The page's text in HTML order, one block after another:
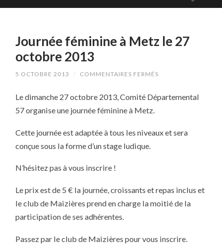
Journée féminine à Metz le 27
octobre 2013
5 OCTOBRE 2013 / COMMENTAIRES FERMÉS
À
METZ
2013
Le dimanche 27 octobre 2013, Comité Départemental
57 organise une journée féminine à Metz.
Cette journée est adaptée à tous les niveaux et sera
conçue sous la forme d’un stage ludique.
N’hésitez pas à vous inscrire !
Le prix est de 5 € la journée, croissants et repas inclus et
le club de Maizières prend en charge la moitié de la
participation de ses adhérentes.
Passez par le club de Maizières pour vous inscrire.